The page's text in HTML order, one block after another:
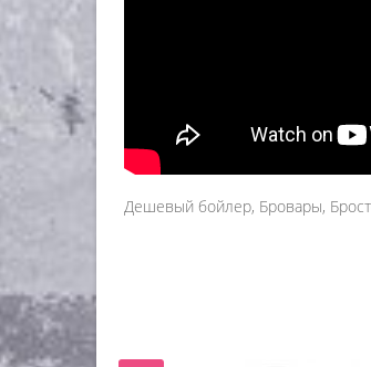
Дешевый бойлер, Бровары,